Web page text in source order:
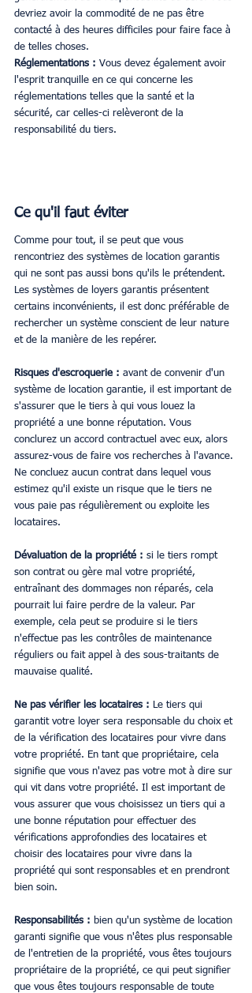
devriez avoir la commodité de ne pas être
contacté à des heures difficiles pour faire face à
de telles choses.
Réglementations : Vous devez également avoir
l'esprit tranquille en ce qui concerne les
réglementations telles que la santé et la
sécurité, car celles-ci relèveront de la
responsabilité du tiers.
Ce qu'il faut éviter
Comme pour tout, il se peut que vous
rencontriez des systèmes de location garantis
qui ne sont pas aussi bons qu'ils le prétendent.
Les systèmes de loyers garantis présentent
certains inconvénients, il est donc préférable de
rechercher un système conscient de leur nature
et de la manière de les repérer.
Risques d'escroquerie : avant de convenir d'un
système de location garantie, il est important de
s'assurer que le tiers à qui vous louez la
propriété a une bonne réputation. Vous
conclurez un accord contractuel avec eux, alors
assurez-vous de faire vos recherches à l'avance.
Ne concluez aucun contrat dans lequel vous
estimez qu'il existe un risque que le tiers ne
vous paie pas régulièrement ou exploite les
locataires.
Dévaluation de la propriété : si le tiers rompt
son contrat ou gère mal votre propriété,
entraînant des dommages non réparés, cela
pourrait lui faire perdre de la valeur. Par
exemple, cela peut se produire si le tiers
n'effectue pas les contrôles de maintenance
réguliers ou fait appel à des sous-traitants de
mauvaise qualité.
Ne pas vérifier les locataires : Le tiers qui
garantit votre loyer sera responsable du choix et
de la vérification des locataires pour vivre dans
votre propriété. En tant que propriétaire, cela
signifie que vous n'avez pas votre mot à dire sur
qui vit dans votre propriété. Il est important de
vous assurer que vous choisissez un tiers qui a
une bonne réputation pour effectuer des
vérifications approfondies des locataires et
choisir des locataires pour vivre dans la
propriété qui sont responsables et en prendront
bien soin.
Responsabilités : bien qu'un système de location
garanti signifie que vous n'êtes plus responsable
de l'entretien de la propriété, vous êtes toujours
propriétaire de la propriété, ce qui peut signifier
que vous êtes toujours responsable de toute